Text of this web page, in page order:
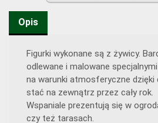
Opis
Figurki wykonane są z żywicy.
odlewane i malowane
na warunki atmosferyczne dzięki
stać na zewnątrz przez cały rok.
Wspaniale prezentują się w
czy też tarasach.